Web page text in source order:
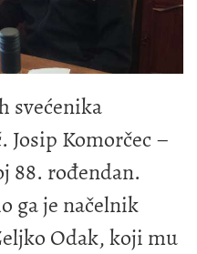
svećenika
Josip Komorčec –
88. rođendan.
ga je načelnik
Odak, koji mu